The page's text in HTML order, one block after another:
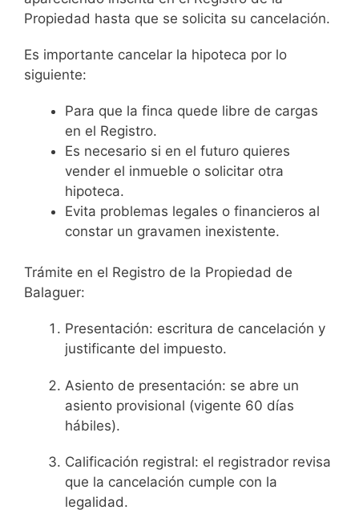
Propiedad hasta que se solicita su cancelación.
Es importante cancelar la hipoteca por lo
siguiente:
Para que la finca quede libre de cargas
en el Registro.
Es necesario si en el futuro quieres
vender el inmueble o solicitar otra
hipoteca.
Evita problemas legales o financieros al
constar un gravamen inexistente.
Trámite en el Registro de la Propiedad de
Balaguer:
Presentación: escritura de cancelación y
justificante del impuesto.
Asiento de presentación: se abre un
asiento provisional (vigente 60 días
hábiles).
Calificación registral: el registrador revisa
que la cancelación cumple con la
legalidad.